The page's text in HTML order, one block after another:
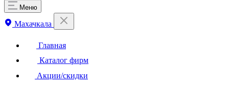
Меню
Махачкала
Главная
Каталог фирм
Акции/скидки